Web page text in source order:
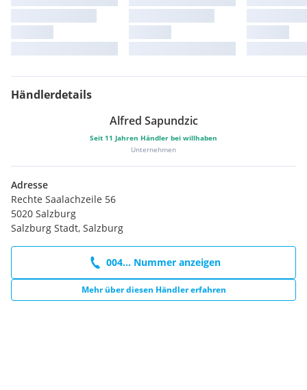
Händlerdetails
Alfred Sapundzic
Seit 11 Jahren Händler bei willhaben
Unternehmen
Adresse
Rechte Saalachzeile 56
5020 Salzburg
Salzburg Stadt, Salzburg
004... Nummer anzeigen
Mehr über diesen Händler erfahren